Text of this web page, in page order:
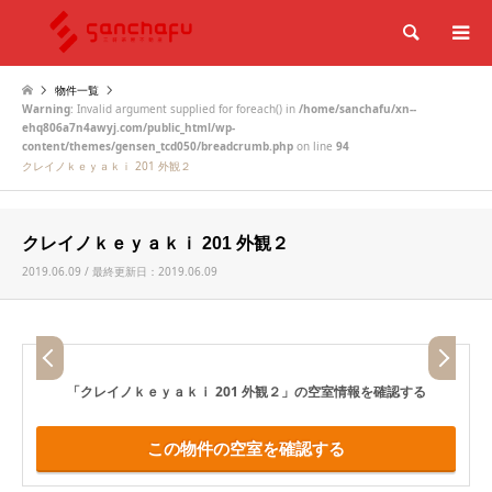
検索
物件一覧
Warning: Invalid argument supplied for foreach() in /home/sanchafu/xn--
ehq806a7n4awyj.com/public_html/wp-
content/themes/gensen_tcd050/breadcrumb.php on line 94
クレイノｋｅｙａｋｉ 201 外観２
クレイノｋｅｙａｋｉ 201 外観２
2019.06.09 / 最終更新日：2019.06.09
「クレイノｋｅｙａｋｉ 201 外観２」 の空室情報を確認する
この物件の空室を確認する